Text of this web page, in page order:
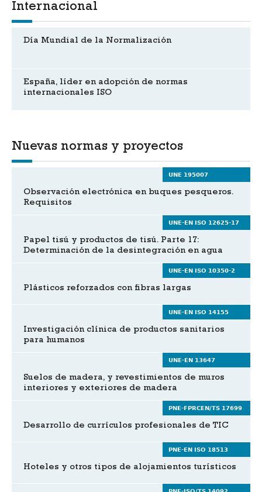
Internacional
Día Mundial de la Normalización
España, líder en adopción de normas
internacionales ISO
Nuevas normas y proyectos
UNE 195007
Observación electrónica en buques pesqueros.
Requisitos
UNE-EN ISO 12625-17
Papel tisú y productos de tisú. Parte 17:
Determinación de la desintegración en agua
UNE-EN ISO 10350-2
Plásticos reforzados con fibras largas
UNE-EN ISO 14155
Investigación clínica de productos sanitarios
para humanos
UNE-EN 13647
Suelos de madera, y revestimientos de muros
interiores y exteriores de madera
PNE-FPRCEN/TS 17699
Desarrollo de currículos profesionales de TIC
PNE-EN ISO 18513
Hoteles y otros tipos de alojamientos turísticos